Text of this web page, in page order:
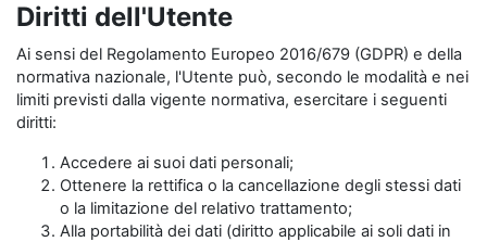
Diritti dell'Utente
Ai sensi del Regolamento Europeo 2016/679 (GDPR) e della
normativa nazionale, l'Utente può, secondo le modalità e nei
limiti previsti dalla vigente normativa, esercitare i seguenti
diritti:
Accedere ai suoi dati personali;
Ottenere la rettifica o la cancellazione degli stessi dati
o la limitazione del relativo trattamento;
Alla portabilità dei dati (diritto applicabile ai soli dati in